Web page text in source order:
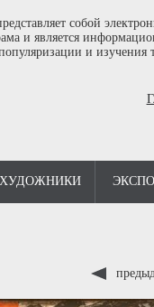
собой
и является
и изучения
ХУДОЖНИКИ